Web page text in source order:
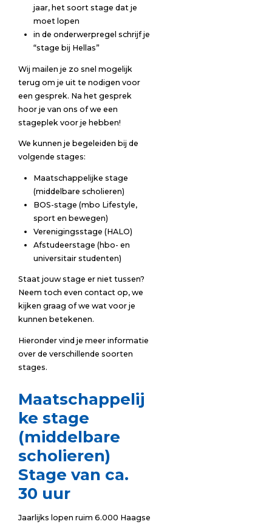
jaar, het soort stage dat je
moet lopen
in de onderwerpregel schrijf je
“stage bij Hellas”
Wij mailen je zo snel mogelijk
terug om je uit te nodigen voor
een gesprek. Na het gesprek
hoor je van ons of we een
stageplek voor je hebben!
We kunnen je begeleiden bij de
volgende stages:
Maatschappelijke stage
(middelbare scholieren)
BOS-stage (mbo Lifestyle,
sport en bewegen)
Verenigingsstage (HALO)
Afstudeerstage (hbo- en
universitair studenten)
Staat jouw stage er niet tussen?
Neem toch even contact op, we
kijken graag of we wat voor je
kunnen betekenen.
Hieronder vind je meer informatie
over de verschillende soorten
stages.
Maatschappelij
ke stage
(middelbare
scholieren)
Stage van ca.
30 uur
Jaarlijks lopen ruim 6.000 Haagse